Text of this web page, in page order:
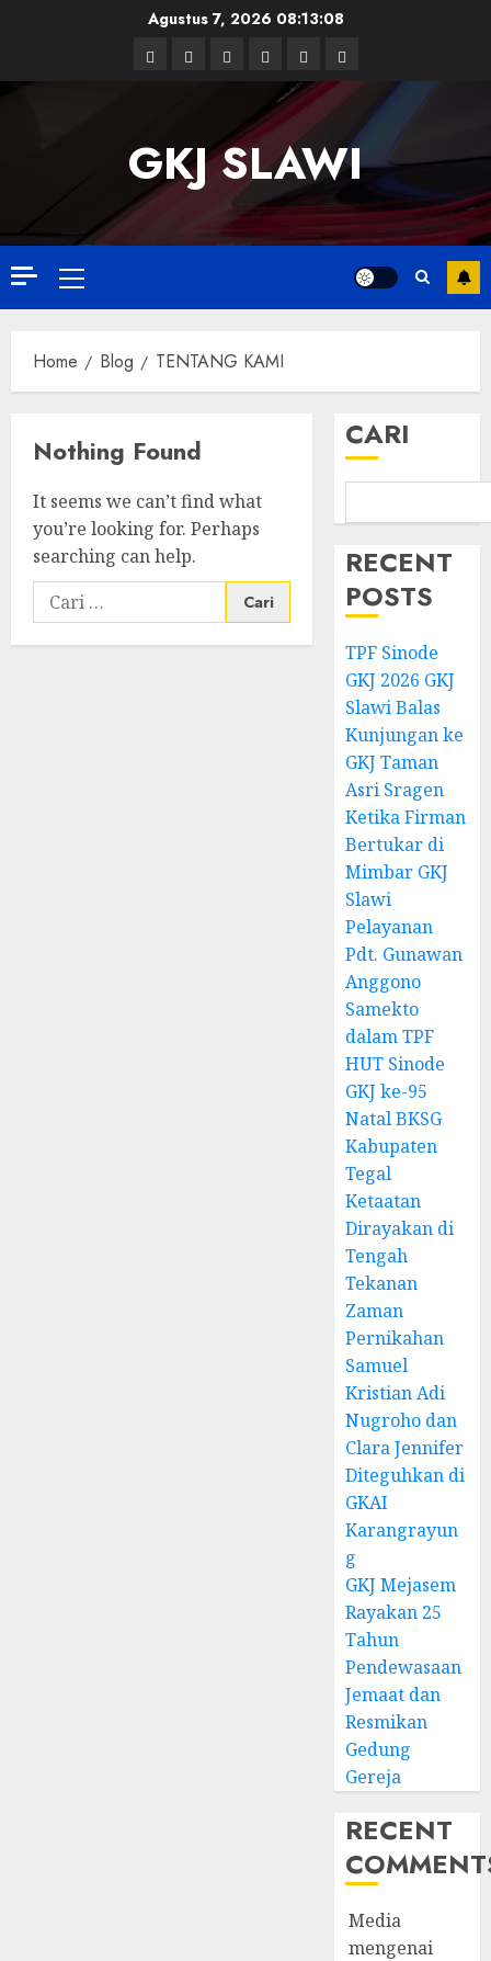
Agustus 7, 2026 08:13:09
Facebook
TwitterLinkedin
VK YoutubeInstagram
GKJ SLAWI
Primary
Menu
Home Blog TENTANG KAMI
Nothing Found
It seems we can’t find what
you’re looking for. Perhaps
searching can help.
Cari
untuk:
CARI
RECENT
POSTS
TPF Sinode
GKJ 2026 GKJ
Slawi Balas
Kunjungan ke
GKJ Taman
Asri Sragen
Ketika Firman
Bertukar di
Mimbar GKJ
Slawi
Pelayanan
Pdt. Gunawan
Anggono
Samekto
dalam TPF
HUT Sinode
GKJ ke-95
Natal BKSG
Kabupaten
Tegal
Ketaatan
Dirayakan di
Tengah
Tekanan
Zaman
Pernikahan
Samuel
Kristian Adi
Nugroho dan
Clara Jennifer
Diteguhkan di
GKAI
Karangrayun
g
GKJ Mejasem
Rayakan 25
Tahun
Pendewasaan
Jemaat dan
Resmikan
Gedung
Gereja
RECENT
Media
mengenai